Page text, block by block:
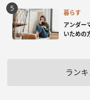
暮らす
アンダー
いための
ラン